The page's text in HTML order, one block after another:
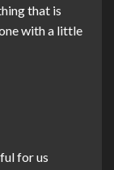
that is
with a little
for us